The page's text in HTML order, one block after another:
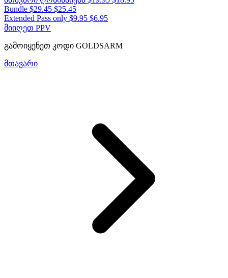
Bundle $29.45 $25.45
Extended Pass only $9.95 $6.95
მიიღეთ PPV
გამოიყენეთ კოდი GOLDSARM
მთავარი